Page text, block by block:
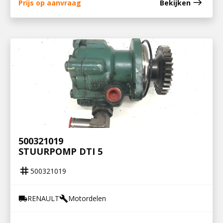
Prijs op aanvraag Bekijken east
500321019
STUURPOMP DTI 5
tag 500321019
local_shippingRENAULTbuildMotordelen